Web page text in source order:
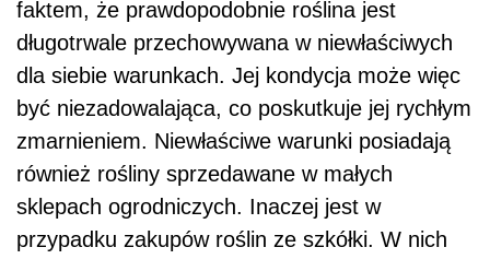
faktem, że prawdopodobnie roślina jest
długotrwale przechowywana w niewłaściwych
dla siebie warunkach. Jej kondycja może więc
być niezadowalająca, co poskutkuje jej rychłym
zmarnieniem. Niewłaściwe warunki posiadają
również rośliny sprzedawane w małych
sklepach ogrodniczych. Inaczej jest w
przypadku zakupów roślin ze szkółki. W nich